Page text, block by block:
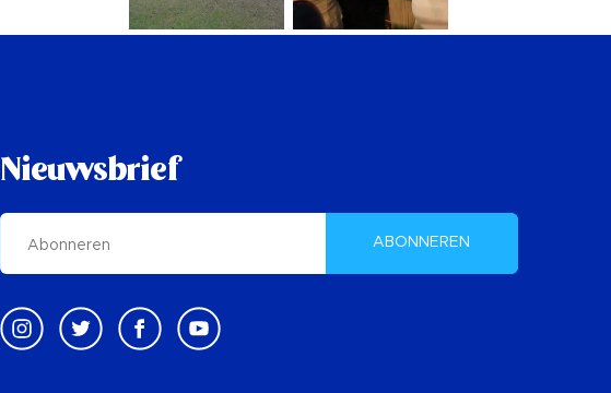
Nieuwsbrief
ABONNEREN